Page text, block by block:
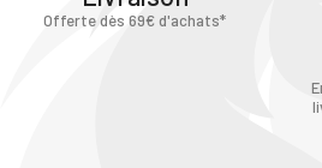
Offerte dès 69€ d'achats*